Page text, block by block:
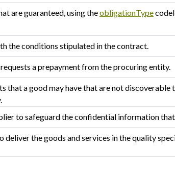
are guaranteed, using theobligationType
the conditions stipulated in the contract.
a prepayment from the procuring entity.
that a good may have that are not discoverable
to safeguard the confidential information
the goods and services in the quality